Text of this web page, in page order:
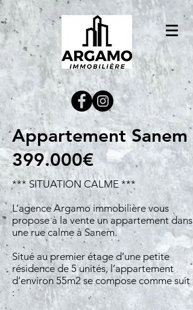
Appartement Sanem
399.000€
*** SITUATION CALME ***
L’agence Argamo immobilière vous
propose à la vente un appartement dans
une rue calme à Sanem.
Situé au premier étage d’une petite
résidence de 5 unités, l’appartement
d’environ 55m2 se compose comme suit
: